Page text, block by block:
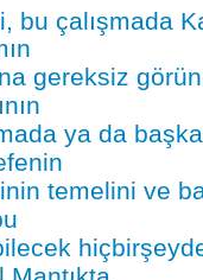
bu çalışmada
gereksiz
ya da
temelini ve